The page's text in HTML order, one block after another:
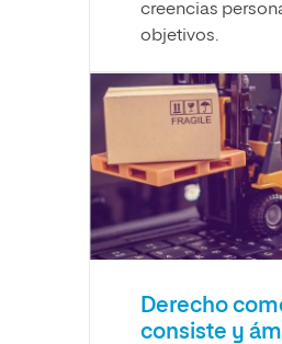
creencias
objetivos.
Derecho
consiste y